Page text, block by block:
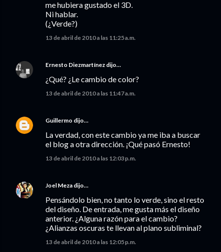
me hubiera gustado el 3D.
Ni hablar.
(¿Verde?)
13 de abril de 2010 a las 11:25 a.m.
Ernesto Diezmartínez dijo…
¿Qué? ¿Le cambio de color?
13 de abril de 2010 a las 11:47 a.m.
Guillermo dijo…
La verdad, con este cambio ya me iba a buscar
el blog a otra dirección. ¡Qué pasó Ernesto!
13 de abril de 2010 a las 12:03 p.m.
Joel Meza dijo…
Pensándolo bien, no tanto lo verde, sino el resto
del diseño. De entrada, me gusta más el diseño
anterior. ¿Alguna razón para el cambio?
¿Alianzas oscuras te llevan al plano subliminal?
13 de abril de 2010 a las 12:05 p.m.